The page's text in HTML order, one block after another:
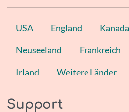
USA England Kanada
Neuseeland Frankreich
Irland Weitere Länder
Support